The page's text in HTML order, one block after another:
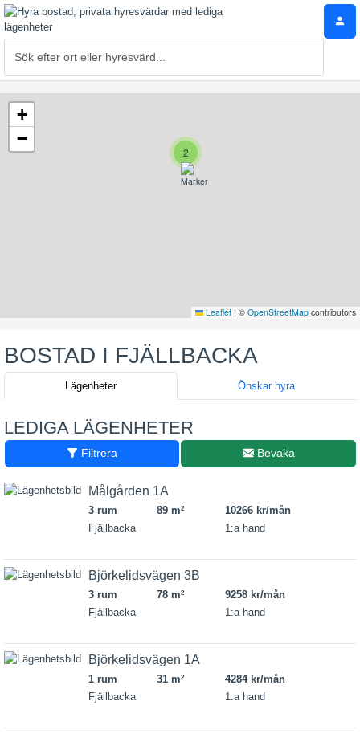
2
+
−
Leaflet | © OpenStreetMap contributors
BOSTAD I FJÄLLBACKA
Lägenheter Önskar hyra
LEDIGA LÄGENHETER
Filtrera Bevaka
Målgården 1A
3 rum 89 m2
10266 kr/mån
Fjällbacka
1:a hand
Björkelidsvägen 3B
3 rum 78 m2
9258 kr/mån
Fjällbacka
1:a hand
Björkelidsvägen 1A
1 rum 31 m2
4284 kr/mån
Fjällbacka
1:a hand